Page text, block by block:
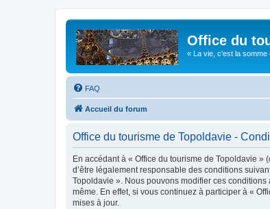
Office du
« La vie, c'est la
FAQ
Accueil du forum
Office du tourisme de Topoldavie -
En accédant à « Office du tourisme de Topoldavie
d’être légalement responsable des conditions
Topoldavie ». Nous pouvons modifier ces
même. En effet, si vous continuez à participer à «
mises à jour.